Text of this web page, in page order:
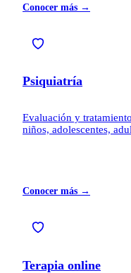
Conocer más →
Psiquiatría
Evaluación y
niños, adolescentes,
Conocer más →
Terapia online